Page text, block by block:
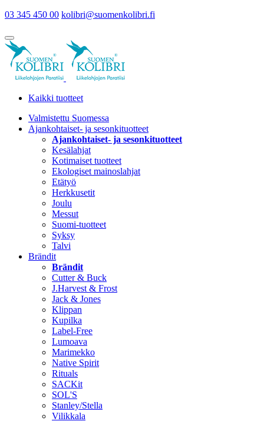
03 345 450 00 kolibri@suomenkolibri.fi
Kaikki tuotteet
Valmistettu Suomessa
Ajankohtaiset- ja sesonkituotteet
Ajankohtaiset- ja sesonkituotteet
Kesälahjat
Kotimaiset tuotteet
Ekologiset mainoslahjat
Etätyö
Herkkusetit
Joulu
Messut
Suomi-tuotteet
Syksy
Talvi
Brändit
Brändit
Cutter & Buck
J.Harvest & Frost
Jack & Jones
Klippan
Kupilka
Label-Free
Lumoava
Marimekko
Native Spirit
Rituals
SACKit
SOL'S
Stanley/Stella
Vilikkala